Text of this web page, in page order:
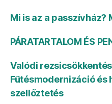
Mi is az a passzívház?
PÁRATARTALOM ÉS
Valódi
Fűtésmodernizáció és
szellőztetés